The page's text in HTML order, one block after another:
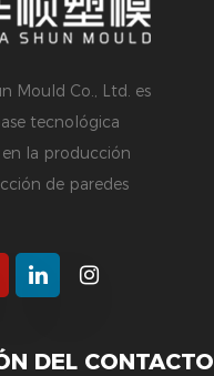
Mould Co., Ltd. es
tecnológica
en la producción
de paredes
DEL CONTACTO